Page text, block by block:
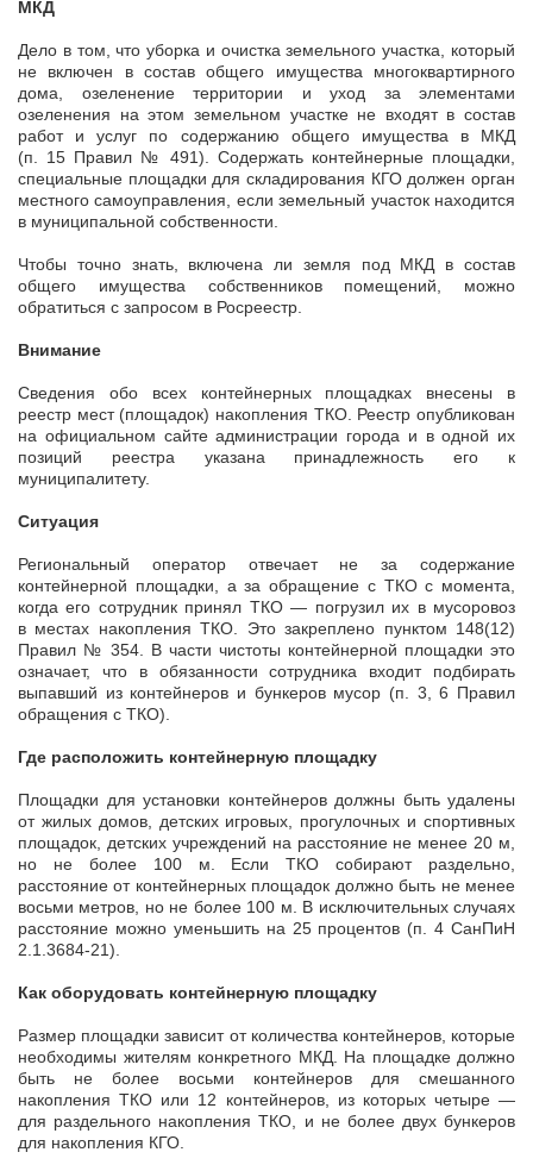
МКД
Дело в том, что уборка и очистка земельного участка, который
не включен в состав общего имущества многоквартирного
дома, озеленение территории и уход за элементами
озеленения на этом земельном участке не входят в состав
работ и услуг по содержанию общего имущества в МКД
(п. 15 Правил № 491). Содержать контейнерные площадки,
специальные площадки для складирования КГО должен орган
местного самоуправления, если земельный участок находится
в муниципальной собственности.
Чтобы точно знать, включена ли земля под МКД в состав
общего имущества собственников помещений, можно
обратиться с запросом в Росреестр.
Внимание
Сведения обо всех контейнерных площадках внесены в
реестр мест (площадок) накопления ТКО. Реестр опубликован
на официальном сайте администрации города и в одной их
позиций реестра указана принадлежность его к
муниципалитету.
Ситуация
Региональный оператор отвечает не за содержание
контейнерной площадки, а за обращение с ТКО с момента,
когда его сотрудник принял ТКО — погрузил их в мусоровоз
в местах накопления ТКО. Это закреплено пунктом 148(12)
Правил № 354. В части чистоты контейнерной площадки это
означает, что в обязанности сотрудника входит подбирать
выпавший из контейнеров и бункеров мусор (п. 3, 6 Правил
обращения с ТКО).
Где расположить контейнерную площадку
Площадки для установки контейнеров должны быть удалены
от жилых домов, детских игровых, прогулочных и спортивных
площадок, детских учреждений на расстояние не менее 20 м,
но не более 100 м. Если ТКО собирают раздельно,
расстояние от контейнерных площадок должно быть не менее
восьми метров, но не более 100 м. В исключительных случаях
расстояние можно уменьшить на 25 процентов (п. 4 СанПиН
2.1.3684-21).
Как оборудовать контейнерную площадку
Размер площадки зависит от количества контейнеров, которые
необходимы жителям конкретного МКД. На площадке должно
быть не более восьми контейнеров для смешанного
накопления ТКО или 12 контейнеров, из которых четыре —
для раздельного накопления ТКО, и не более двух бункеров
для накопления КГО.